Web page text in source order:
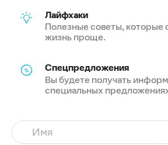
Лайфхаки
Полезные советы, которые
жизнь проще.
Спецпредложения
Вы будете получать
специальных
Имя